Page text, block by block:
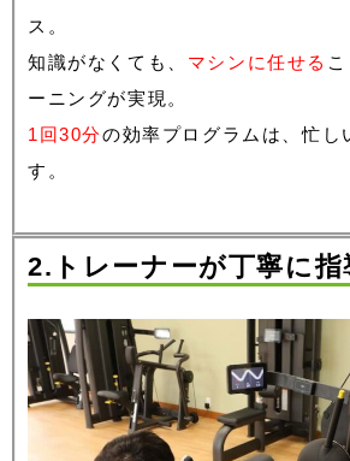
ス。
知識がなくても、 マシンに任せる
ーニングが実現。
1回30分の効率プログラムは、忙し
す。
2.トレーナーが丁寧に指